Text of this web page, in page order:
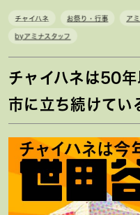
チャイハネ お祭り・行事 ア
byアミナスタッフ
チャイハネは50
市に立ち続けてい